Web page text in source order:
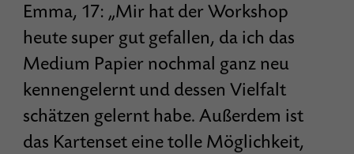
Emma, 17: „Mir hat der Workshop
heute super gut gefallen, da ich das
Medium Papier nochmal ganz neu
kennengelernt und dessen Vielfalt
schätzen gelernt habe. Außerdem ist
das Kartenset eine tolle Möglichkeit,